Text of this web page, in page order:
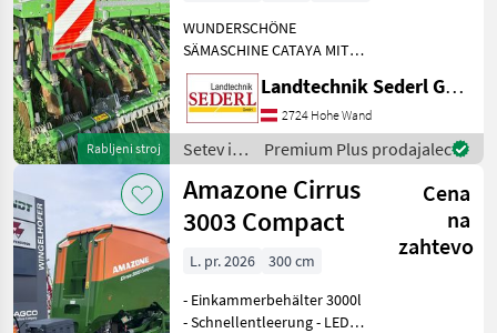
Rabljeni stroj
WUNDERSCHÖNE
SÄMASCHINE CATAYA MIT
COMBIDISC 3 M
ARBEITSBREITE ;
ISOBUSMASCHINE
Rollenstriegel für die
Cataya Super mit RoTeC-
Schar Der Rollenstriegel für
d
Landtechnik Sederl GmbH
2724 Hohe Wand
Setev in
nega /
Amazone
Premium Plus prodajalec
Amazone Cirrus
3003 Compact
Cena
na
zahtevo
L. pr. 2026
300 cm
- Einkammerbehälter 3000l
- Schnellentleerung - LED